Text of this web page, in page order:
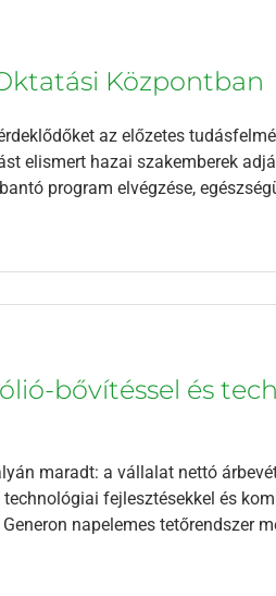
Központban
az előzetes
elismert hazai szakemberek
program elvégzése,
bővítéssel és
maradt: a vállalat nettó
fejlesztésekkel és
napelemes tetőrendszer